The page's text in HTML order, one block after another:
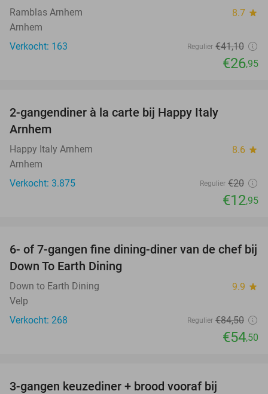
Ramblas Arnhem 8.7 star
Arnhem
Verkocht: 163
Regulier €41,10
€26,95
2-gangendiner à la carte bij Happy Italy
Arnhem
Happy Italy Arnhem 8.6 star
Arnhem
Verkocht: 3.875
Regulier €20
€12,95
36%
6- of 7-gangen fine dining-diner van de chef bij
Down To Earth Dining
Down to Earth Dining 9.9 star
Velp
Verkocht: 268
Regulier €84,50
€54,50
3-gangen keuzediner + brood vooraf bij